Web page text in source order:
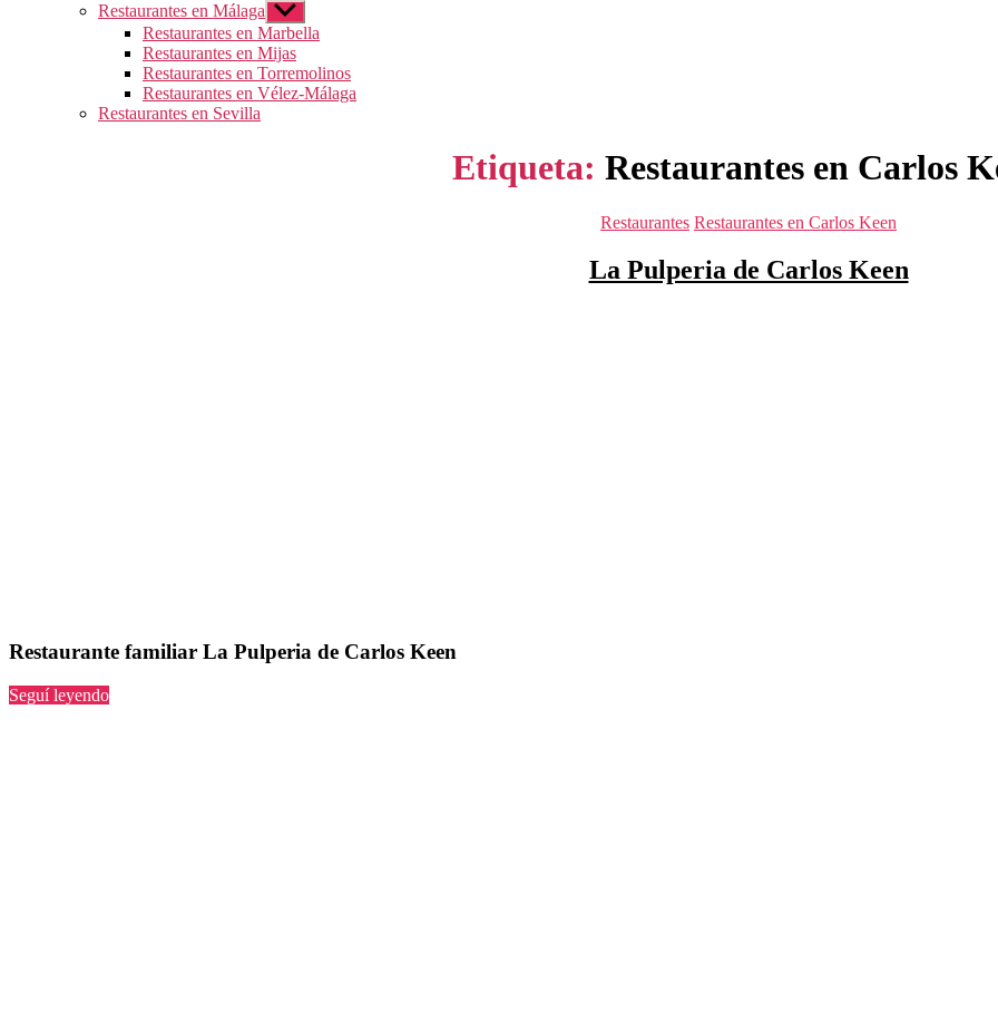
Restaurantes en Málaga Mostrar
el
submenú
Restaurantes en Marbella
Restaurantes en Mijas
Restaurantes en Torremolinos
Restaurantes en Vélez-Málaga
Restaurantes en Sevilla
Etiqueta: Restaurantes en Carlos
Categorías
Restaurantes Restaurantes en Carlos Keen
La Pulperia de Carlos Keen
Restaurante familiar La Pulperia de Carlos Keen
Seguí leyendo“La